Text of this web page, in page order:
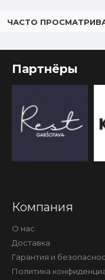
ЧАСТО
Партнёры
Компания
О нас
Доставка
Гарантия и
Политика